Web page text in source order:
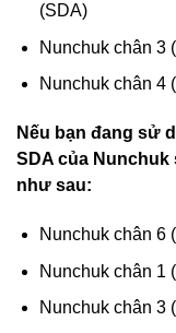
(SDA)
Nunchuk chân 3
Nunchuk chân 4
Nếu bạn đang sử
SDA của
như sau:
Nunchuk chân 6
Nunchuk chân 1
Nunchuk chân 3